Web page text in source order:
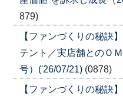
879)
【ファンづくりの秘
テント／実店舗とのＯ
号）('26/07/21) (0878)
【ファンづくりの秘訣